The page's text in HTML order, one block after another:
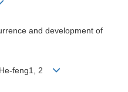
and development of
He-feng1, 2